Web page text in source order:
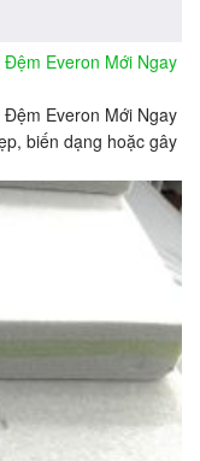
Everon Mới Ngay
Everon Mới Ngay
biến dạng hoặc gây